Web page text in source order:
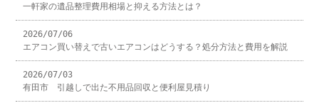
一軒家の遺品整理費用相場と抑える方法とは？
2026/07/06
エアコン買い替えで古いエアコンはどうする？処分方法と費用を解説
2026/07/03
有田市 引越しで出た不用品回収と便利屋見積り